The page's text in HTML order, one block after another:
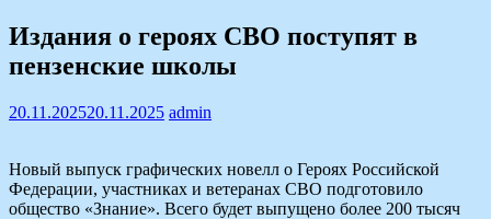
Издания о героях СВО поступят в
пензенские школы
20.11.202520.11.2025 admin
Новый выпуск графических новелл о Героях Российской
Федерации, участниках и ветеранах СВО подготовило
общество «Знание». Всего будет выпущено более 200 тысяч